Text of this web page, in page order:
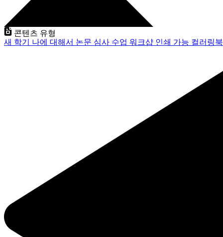
콘텐츠 유형
새 학기 나에 대해서 논문 심사 수업 워크샵 인쇄 가능 컬러링북